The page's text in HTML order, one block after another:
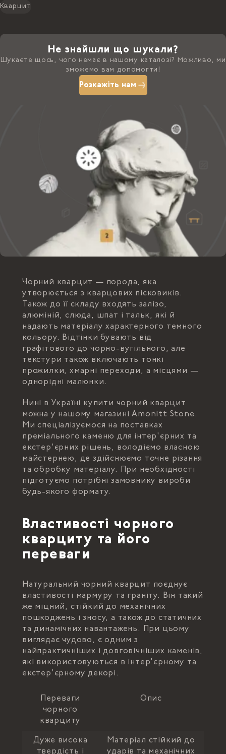
Кварцит
Не знайшли що шукали?
Шукаєте щось, чого немає в нашому каталозі? Можливо, ми
зможемо вам допомогти!
Розкажіть нам
Чорний кварцит — порода, яка
утворюється з кварцових пісковиків.
Також до її складу входять залізо,
алюміній, слюда, шпат і тальк, які й
надають матеріалу характерного темного
кольору. Відтінки бувають від
графітового до чорно-вугільного, але
текстури також включають тонкі
прожилки, хмарні переходи, а місцями —
однорідні малюнки.
Нині в Україні купити чорний кварцит
можна у нашому магазині Amonitt Stone.
Ми спеціалізуємося на поставках
преміального каменю для інтер'єрних та
екстер'єрних рішень, володіємо власною
майстернею, де здійснюємо точне різання
та обробку матеріалу. При необхідності
підготуємо потрібні замовнику вироби
будь-якого формату.
Властивості чорного
кварциту та його
переваги
Натуральний чорний кварцит поєднує
властивості мармуру та граніту. Він такий
же міцний, стійкий до механічних
пошкоджень і зносу, а також до статичних
та динамічних навантажень. При цьому
виглядає чудово, є одним з
найпрактичніших і довговічніших каменів,
які використовуються в інтер'єрному та
екстер'єрному декорі.
Переваги
чорного
кварциту
Опис
Дуже висока
твердість і
Матеріал стійкий до
ударів та механічних